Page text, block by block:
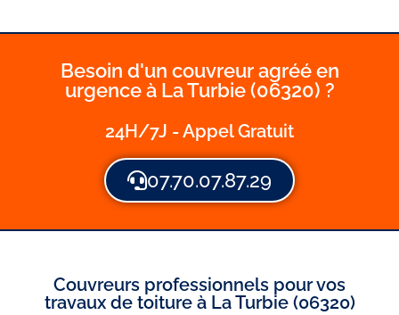
Besoin d'un couvreur agréé en
urgence à La Turbie (06320) ?
24H/7J - Appel Gratuit
07.70.07.87.29
Couvreurs professionnels pour vos
travaux de toiture à La Turbie (06320)